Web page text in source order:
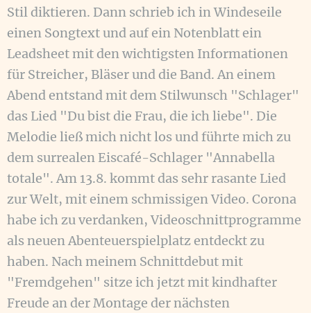
Stil diktieren. Dann schrieb ich in Windeseile
einen Songtext und auf ein Notenblatt ein
Leadsheet mit den wichtigsten Informationen
für Streicher, Bläser und die Band. An einem
Abend entstand mit dem Stilwunsch "Schlager"
das Lied "Du bist die Frau, die ich liebe". Die
Melodie ließ mich nicht los und führte mich zu
dem surrealen Eiscafé-Schlager "Annabella
totale". Am 13.8. kommt das sehr rasante Lied
zur Welt, mit einem schmissigen Video. Corona
habe ich zu verdanken, Videoschnittprogramme
als neuen Abenteuerspielplatz entdeckt zu
haben. Nach meinem Schnittdebut mit
"Fremdgehen" sitze ich jetzt mit kindhafter
Freude an der Montage der nächsten